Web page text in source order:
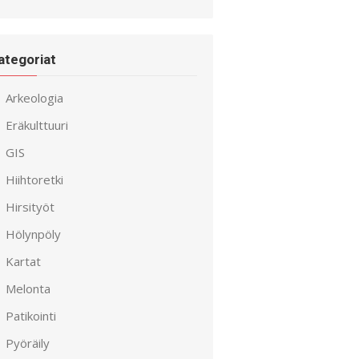
Arkeologia
Eräkulttuuri
GIS
Hiihtoretki
Hirsityöt
Hölynpöly
Kartat
Melonta
Patikointi
Pyöräily